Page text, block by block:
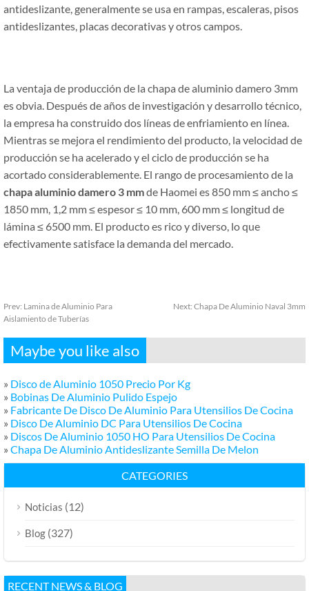
antideslizante, generalmente se usa en rampas, escaleras, pisos
antideslizantes, placas decorativas y otros campos.
La ventaja de producción de la chapa de aluminio damero 3mm
es obvia. Después de años de investigación y desarrollo técnico,
la empresa ha construido dos líneas de enfriamiento en línea.
Mientras se mejora el rendimiento del producto, la velocidad de
producción se ha acelerado y el ciclo de producción se ha
acortado considerablemente. El rango de procesamiento de la
chapa aluminio damero 3 mmde Haomei es 850 mm ≤ ancho ≤
1850 mm, 1,2 mm ≤ espesor ≤ 10 mm, 600 mm ≤ longitud de
lámina ≤ 6500 mm. El producto es rico y diverso, lo que
efectivamente satisface la demanda del mercado.
Prev: Lamina de Aluminio Para
Aislamiento de Tuberías
Next: Chapa De Aluminio Naval 3mm
Maybe you like also
» Disco de Aluminio 1050 Precio Por Kg
» Bobinas De Aluminio Pulido Espejo
» Fabricante De Disco De Aluminio Para Utensilios De Cocina
» Disco De Aluminio DC Para Utensilios De Cocina
» Discos De Aluminio 1050 HO Para Utensilios De Cocina
» Chapa De Aluminio Antideslizante Semilla De Melon
CATEGORIES
Noticias (12)
Blog (327)
RECENT NEWS & BLOG